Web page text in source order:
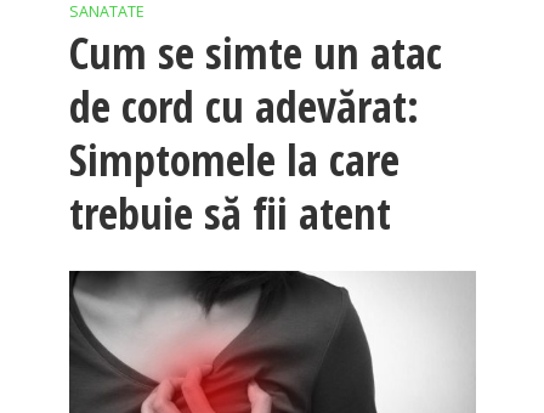
SANATATE
Cum se simte un atac
de cord cu adevărat:
Simptomele la care
trebuie să fii atent